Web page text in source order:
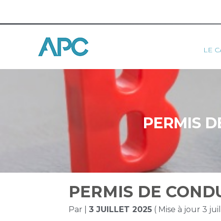
au
contenu
LE
PERMIS
PERMIS DE
Par |3 JUILLET 2025 ( Mise à jour 3